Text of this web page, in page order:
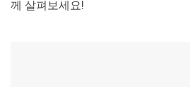
께 살펴보세요!